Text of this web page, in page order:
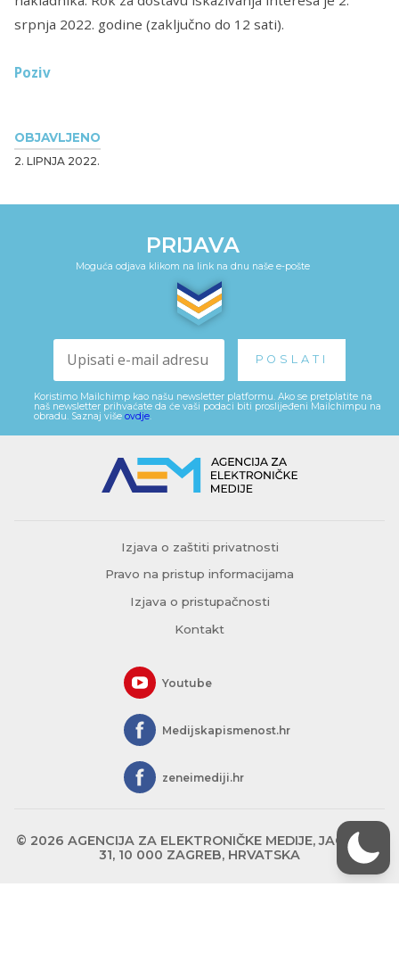
OBJAVLJENO
2. LIPNJA 2022.
srpnja 2022. godine (zaključno do 12 sati).
Poziv
PRIJAVA
Moguća odjava klikom na link na dnu naše e-pošte
Koristimo Mailchimp kao našu newsletter platformu. Ako se pretplatite na
naš newsletter prihvaćate da će vaši podaci biti proslijeđeni Mailchimpu na
obradu. Saznaj više ovdje.
Izjava o zaštiti privatnosti
Pravo na pristup informacijama
Izjava o pristupačnosti
Kontakt
Youtube
Medijskapismenost.hr
zeneimediji.hr
© 2026 AGENCIJA ZA ELEKTRONIČKE MEDIJE, JAGIĆEVA
31, 10 000 ZAGREB, HRVATSKA